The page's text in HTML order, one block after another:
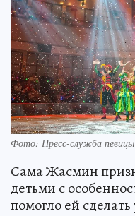
Фото: Пресс-служба
Сама Жасмин
детьми с
помогло ей